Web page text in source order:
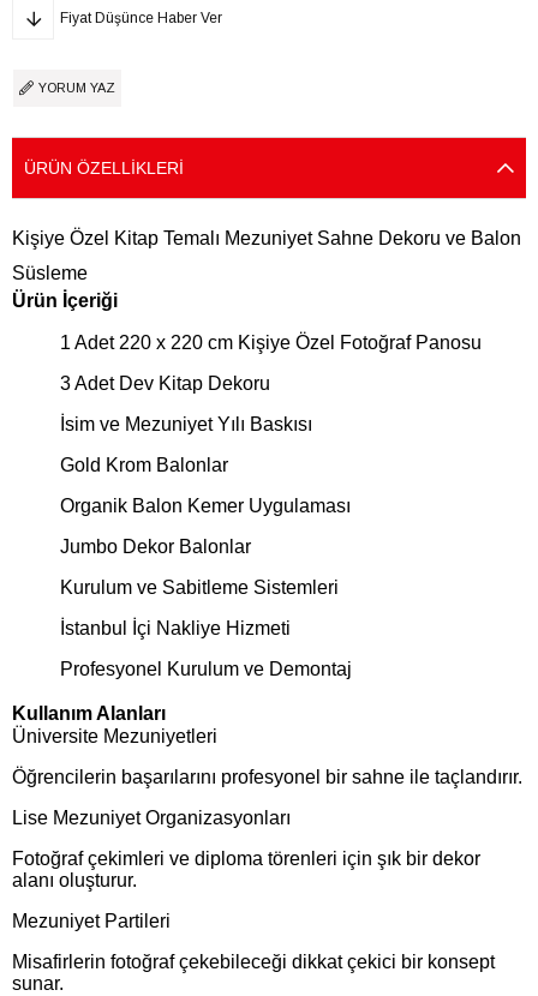
Fiyat Düşünce Haber Ver
YORUM YAZ
ÜRÜN ÖZELLIKLERI
Kişiye Özel Kitap Temalı Mezuniyet Sahne Dekoru ve Balon
Süsleme
Ürün İçeriği
1 Adet 220 x 220 cm Kişiye Özel Fotoğraf Panosu
3 Adet Dev Kitap Dekoru
İsim ve Mezuniyet Yılı Baskısı
Gold Krom Balonlar
Organik Balon Kemer Uygulaması
Jumbo Dekor Balonlar
Kurulum ve Sabitleme Sistemleri
İstanbul İçi Nakliye Hizmeti
Profesyonel Kurulum ve Demontaj
Kullanım Alanları
Üniversite Mezuniyetleri
Öğrencilerin başarılarını profesyonel bir sahne ile taçlandırır.
Lise Mezuniyet Organizasyonları
Fotoğraf çekimleri ve diploma törenleri için şık bir dekor
alanı oluşturur.
Mezuniyet Partileri
Misafirlerin fotoğraf çekebileceği dikkat çekici bir konsept
sunar.